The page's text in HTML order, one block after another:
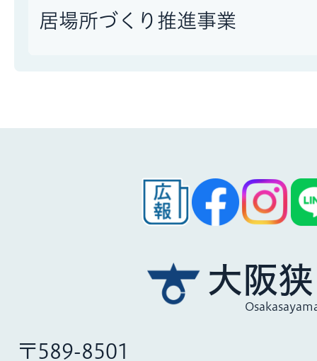
居場所づくり推進事業
大阪
〒589-8501